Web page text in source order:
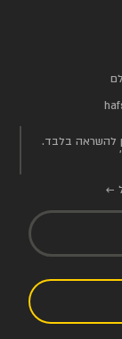
להשראה בלבד.
←